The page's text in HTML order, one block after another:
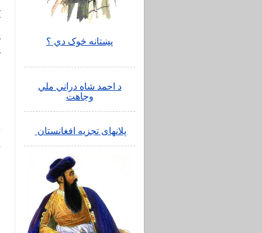
پښتانه څوک دي ؟
د احمد شاه دراني ملي
وجاهت
پلانهای تجزیه افغانستان